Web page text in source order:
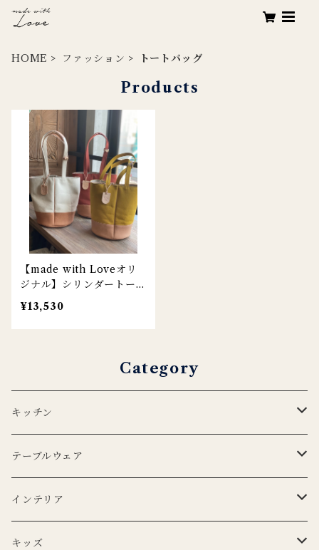
HOME ファッション トートバッグ
Products
【made with Loveオリ
ジナル】シリンダートート
/ ナチュラル / イエロー /
レンガ
¥13,530
Category
キッチン
エプロン
Lino e Lina
BERTOZZI
キッチンクロス
Lino e Lina
テーブルウェア
プレート
CARRON
ボウル
インテリア
ポータブルランプ
キッズ